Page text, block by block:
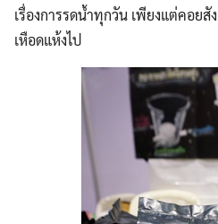
เรื่องการรดน้ำทุกวัน เพียงแต่คอยสั
เหือดแห้งไป